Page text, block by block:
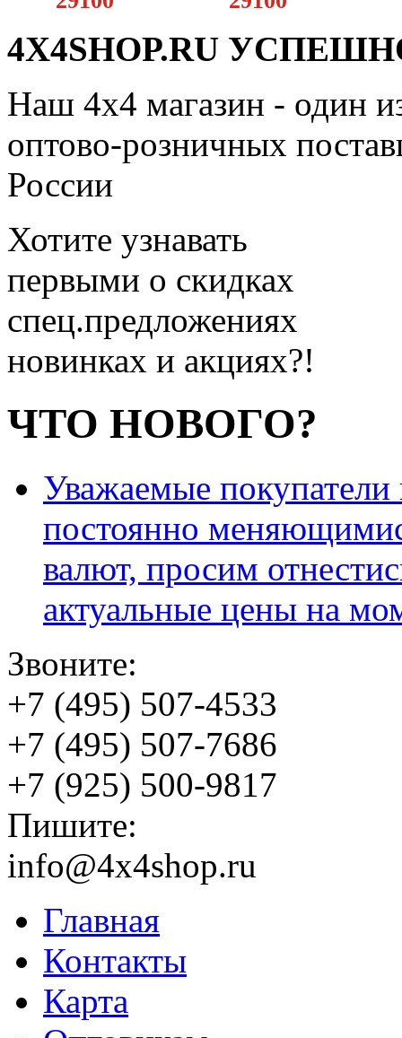
4X4SHOP.RU
Наш 4x4 магазин - один
оптово-розничных
России
Хотите узнавать
первыми о скидках
спец.предложениях
новинках и акциях?!
ЧТО НОВОГО?
Уважаемые
постоянно
валют, просим
актуальные цены на
Звоните:
+7 (495) 507-4533
+7 (495) 507-7686
+7 (925) 500-9817
Пишите:
info@4x4shop.ru
Главная
Контакты
Карта